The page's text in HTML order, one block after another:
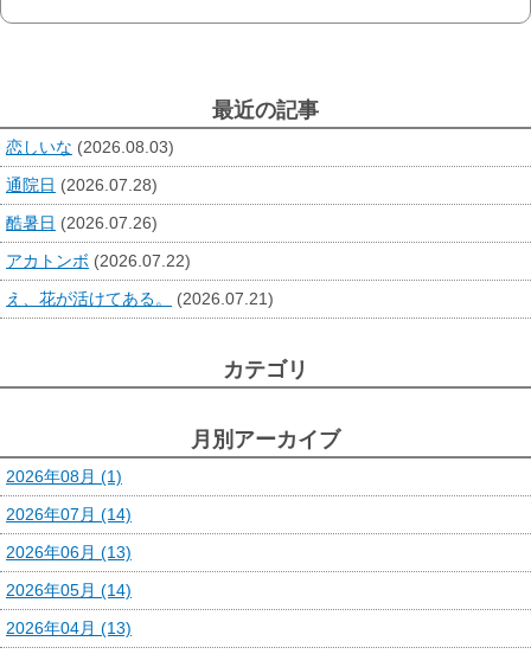
最近の記事
恋しいな (2026.08.03)
通院日 (2026.07.28)
酷暑日 (2026.07.26)
アカトンボ (2026.07.22)
え、花が活けてある。
(2026.07.21)
カテゴリ
月別アーカイブ
2026年08月 (1)
2026年07月 (14)
2026年06月 (13)
2026年05月 (14)
2026年04月 (13)